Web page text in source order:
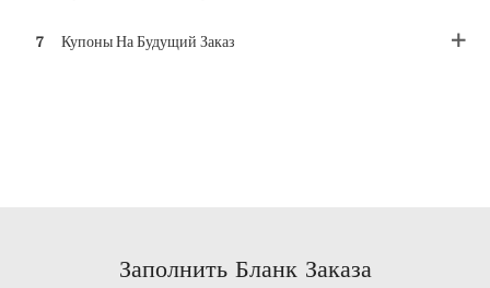
7 Купоны На Будущий Заказ
Заполнить Бланк Заказа